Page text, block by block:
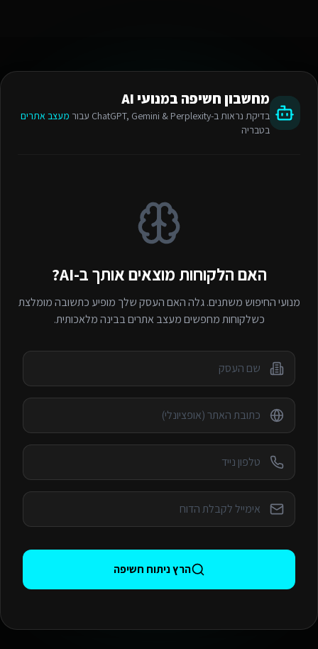
מחשבון חשיפה במנועי AI
בדיקת נראות ב-ChatGPT, Gemini & Perplexity עבור
מעצב אתרים
בטבריה
האם הלקוחות מוצאים אותך ב-AI?
מנועי החיפוש משתנים. גלה האם העסק שלך מופיע כתשובה מומלצת
כשלקוחות מחפשיםמעצב אתריםבבינה מלאכותית.
הרץ ניתוח חשיפה